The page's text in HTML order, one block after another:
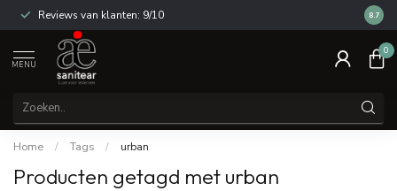
Reviews van klanten: 9/10 14
8.7
MENU
0
Home / Tags / urban
Producten getagd met urban